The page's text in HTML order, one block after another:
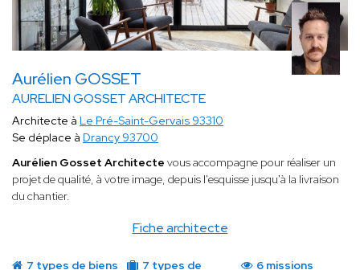
Aurélien GOSSET
AURELIEN GOSSET ARCHITECTE
Fiche architecte
Architecte à Le Pré-Saint-Gervais 93310
Se déplace à Drancy 93700
Aurélien Gosset Architecte vous accompagne pour réaliser un
projet de qualité, à votre image, depuis l'esquisse jusqu'à la livraison
du chantier.
7 types de biens
7 types de
6 missions